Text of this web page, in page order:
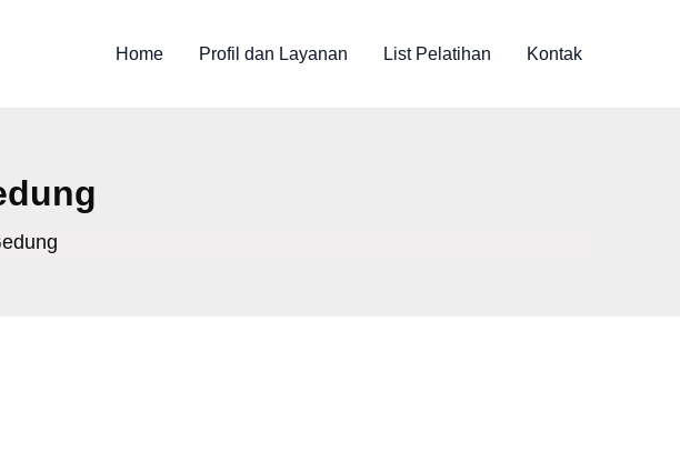
Home Profil dan Layanan List Pelatihan Kontak